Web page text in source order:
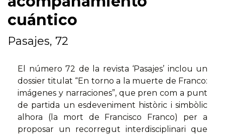
cuántico
Pasajes, 72
El número 72 de la revista ‘Pasajes’ inclou un
dossier titulat “En torno a la muerte de Franco:
imágenes y narraciones”, que pren com a punt
de partida un esdeveniment històric i simbòlic
alhora (la mort de Francisco Franco) per a
proposar un recorregut interdisciplinari que